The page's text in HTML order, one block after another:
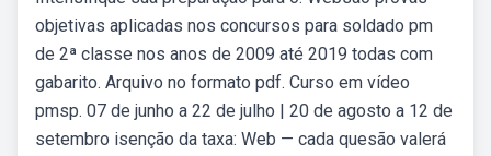
objetivas aplicadas nos concursos para soldado pm
de 2ª classe nos anos de 2009 até 2019 todas com
gabarito. Arquivo no formato pdf. Curso em vídeo
pmsp. 07 de junho a 22 de julho | 20 de agosto a 12 de
setembro isenção da taxa: Web — cada quesão valerá